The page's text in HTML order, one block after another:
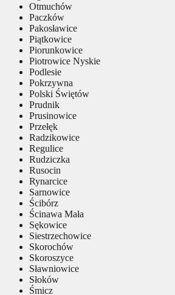
Otmuchów
Paczków
Pakosławice
Piątkowice
Piorunkowice
Piotrowice Nyskie
Podlesie
Pokrzywna
Polski Świętów
Prudnik
Prusinowice
Przełęk
Radzikowice
Regulice
Rudziczka
Rusocin
Rynarcice
Sarnowice
Ścibórz
Ścinawa Mała
Sękowice
Siestrzechowice
Skorochów
Skoroszyce
Sławniowice
Słoków
Śmicz